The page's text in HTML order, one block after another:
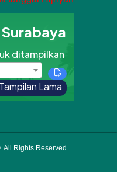
All Rights Reserved.